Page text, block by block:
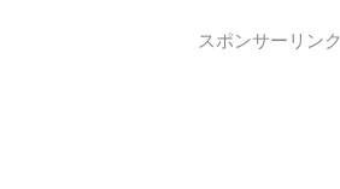
スポンサーリンク